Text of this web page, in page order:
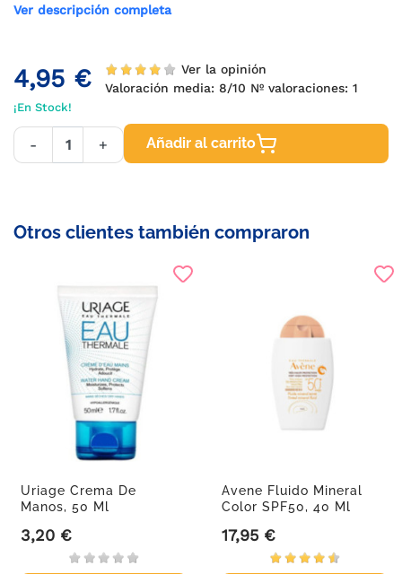
Ver descripción completa
4,95 €
Ver la opinión
Valoración media: 8/10 Nº valoraciones: 1
¡En Stock!
- + Añadir al carrito
Otros clientes también compraron
Uriage Crema De
Manos, 50 Ml
Precio
3,20 €
Avene Fluido Mineral
Color SPF50, 40 Ml
Precio
17,95 €